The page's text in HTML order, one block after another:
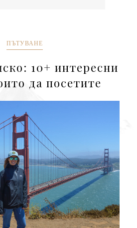
ПЪТУВАНЕ
10+ интересни
да посетите